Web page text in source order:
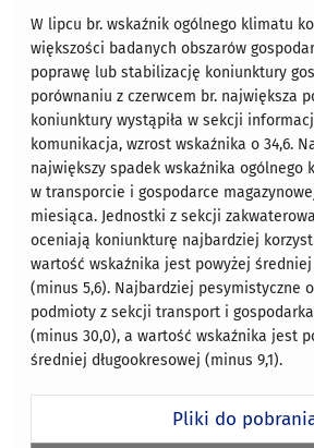
W lipcu br. wskaźnik ogólnego klimatu
większości badanych obszarów
poprawę lub stabilizację koniunktury
porównaniu z czerwcem br. największa
koniunktury wystąpiła w sekcji
komunikacja, wzrost wskaźnika o 34,6.
największy spadek wskaźnika ogólnego
w transporcie i gospodarce
miesiąca. Jednostki z sekcji
oceniają koniunkturę najbardziej
wartość wskaźnika jest powyżej średniej
(minus 5,6). Najbardziej pesymistyczne
podmioty z sekcji transport i
(minus 30,0), a wartość wskaźnika jest
średniej długookresowej (minus 9,1).
Pliki do